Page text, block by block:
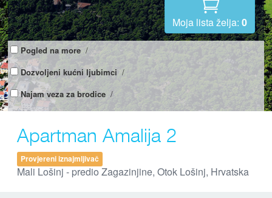
Moja lista želja: 0
Pogled na more /
Dozvoljeni kućni ljubimci /
Najam veza za brodice /
Apartman Amalija 2
Provjereni iznajmljivač
Mali Lošinj - predio Zagazinjine, Otok Lošinj, Hrvatska